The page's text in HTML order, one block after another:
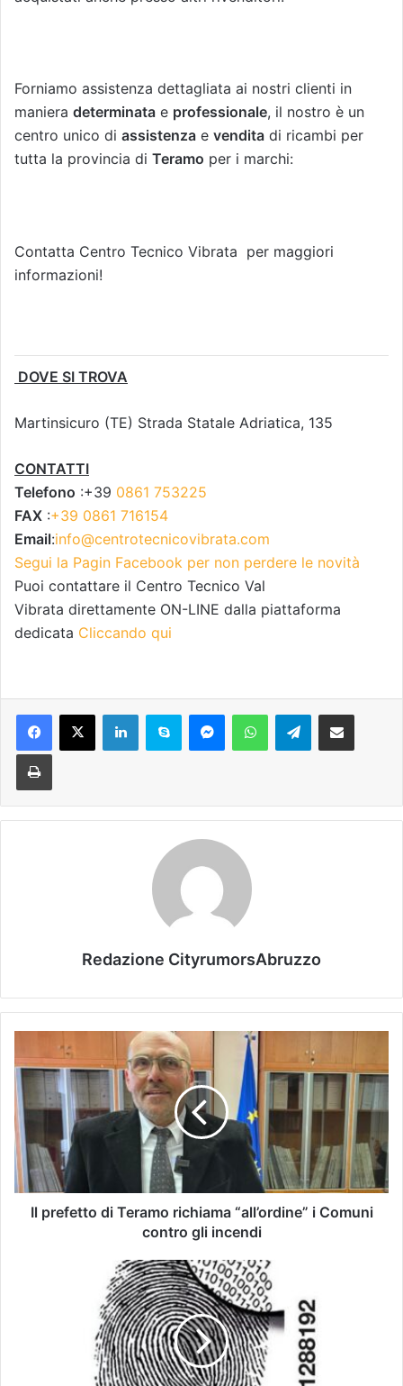
Forniamo assistenza dettagliata ai nostri clienti in
maniera determinata e professionale, il nostro è un
centro unico di assistenza e vendita di ricambi per
tutta la provincia di Teramo per i marchi:
Contatta Centro Tecnico Vibrata per maggiori
informazioni!
DOVE SI TROVA
Martinsicuro (TE) Strada Statale Adriatica, 135
CONTATTI
Telefono :+39 0861 753225
FAX :+39 0861 716154
Email:info@centrotecnicovibrata.com
Segui la Pagin Facebook per non perdere le novità
Puoi contattare il Centro Tecnico Val
Vibrata direttamente ON-LINE dalla piattaforma
dedicata Cliccando qui
Telegram
Redazione CityrumorsAbruzzo
Il prefetto di Teramo richiama “all’ordine” i Comuni
contro gli incendi